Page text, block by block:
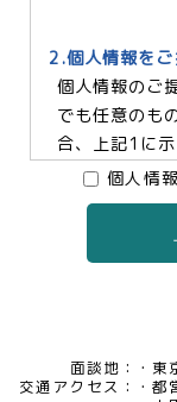
2.個人情報を
個人情報のご
でも任意のも
合、上記1に
ますので、
3.個人情報の
個人情
面談地：
東
交通アクセス：
都